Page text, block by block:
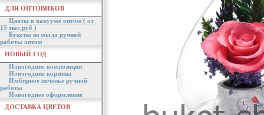
ДЛЯ ОПТОВИКОВ
Цветы в вакууме оптом ( от
15 тыс.руб )
Букеты из мыла ручной
работы оптом
НОВЫЙ ГОД
Новогодние композиции
Новогодние корзины
Имбирное печенье ручной
работы
Новогоднее оформление
ДОСТАВКА ЦВЕТОВ